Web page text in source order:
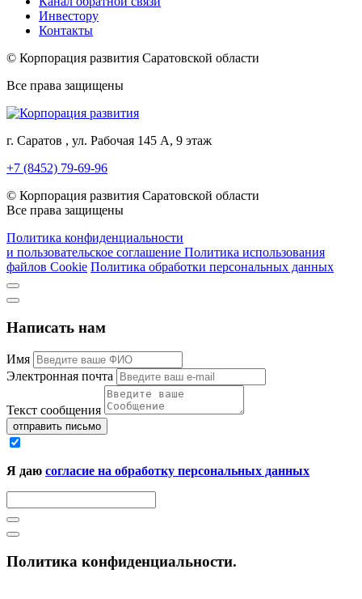
Инвестору
Контакты
© Корпорация развития Саратовской области
Все права защищены
г. Саратов , ул. Рабочая 145 А, 9 этаж
+7 (8452) 79-69-96
© Корпорация развития Саратовской области
Все права защищены
Политика конфиденциальности
и пользовательское соглашение Политика использования
файлов Cookie Политика обработки персональных данных
Написать нам
Имя
Электронная почта
Текст сообщения
отправить письмо
Я даю согласие на обработку персональных данных
Политика конфиденциальности.